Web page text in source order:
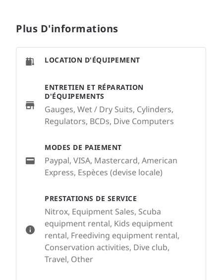
Plus D'informations
PRESTATIONS DE SERVICE
Nitrox, Equipment Sales, Scuba
equipment rental, Kids equipment
rental, Freediving equipment rental,
Conservation activities, Dive club,
Travel, Other
LOCATION D'ÉQUIPEMENT
ENTRETIEN ET RÉPARATION
D'ÉQUIPEMENTS
Gauges, Wet / Dry Suits, Cylinders,
Regulators, BCDs, Dive Computers
MODES DE PAIEMENT
Paypal, VISA, Mastercard, American
Express, Espèces (devise locale)